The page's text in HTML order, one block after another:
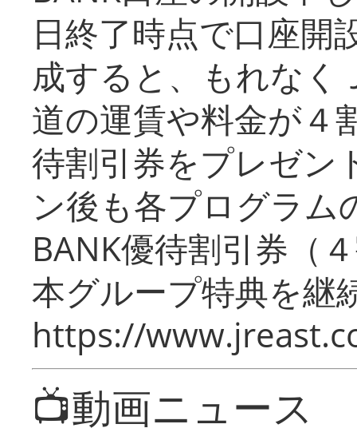
日終了時点で口座開
成すると、もれなく
道の運賃や料金が４
待割引券をプレゼン
ン後も各プログラム
BANK優待割引券（
本グループ特典を継
https://
📺動画ニュース